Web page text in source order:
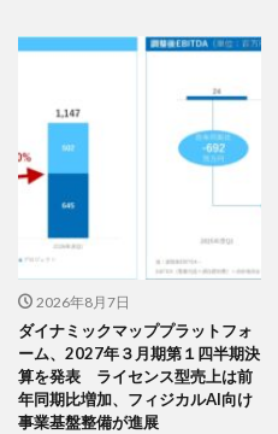
2026年8月7日
ダイナミックマッププラットフォ
ーム、2027年３月期第１四半期決
算を発表 ライセンス型売上は前
年同期比増加、フィジカルAI向け
事業基盤整備が進展